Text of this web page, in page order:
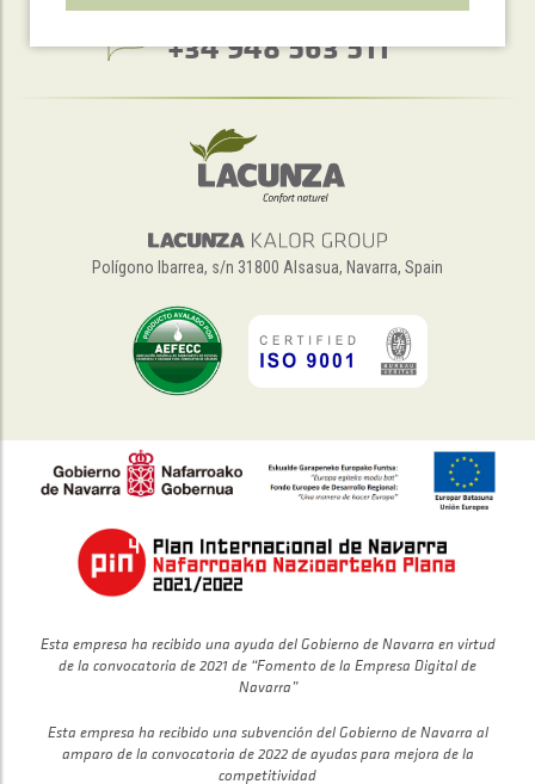
Service d'accueil téléphonique
+34 948 563 511
Polígono Ibarrea, s/n 31800 Alsasua, Navarra, Spain
Esta empresa ha recibido una ayuda del Gobierno de Navarra en virtud
de la convocatoria de 2021 de “Fomento de la Empresa Digital de
Navarra”
Esta empresa ha recibido una subvención del Gobierno de Navarra al
amparo de la convocatoria de 2022 de ayudas para mejora de la
competitividad